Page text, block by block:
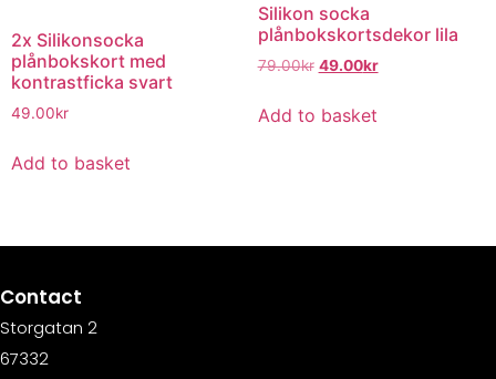
2x Silikonsocka
plånbokskort med
kontrastficka svart
49.00kr
Add to basket
Silikon socka
plånbokskortsdekor lila
79.00kr 49.00kr
Add to basket
Contact
Storgatan 2
67332